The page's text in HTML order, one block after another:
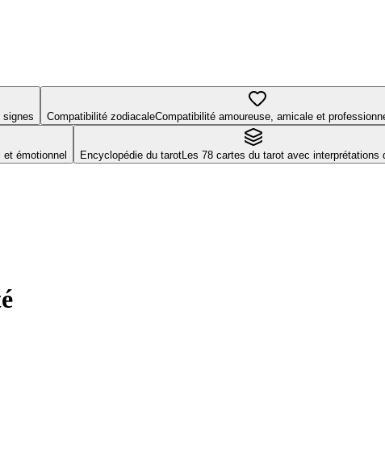
signes Compatibilité zodiacaleCompatibilité amoureuse, amicale et
émotionnel Encyclopédie du tarotLes 78 cartes du tarot avec interprétations